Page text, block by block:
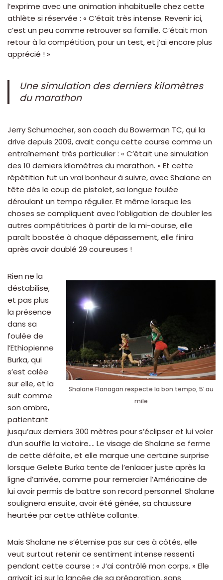
l’exprime avec une animation inhabituelle chez cette
athlète si réservée : « C’était très intense. Revenir ici,
c’est un peu comme retrouver sa famille. C’était mon
retour à la compétition, pour un test, et j’ai encore plus
apprécié ! »
Une simulation des derniers kilomètres
du marathon
Jerry Schumacher, son coach du Bowerman TC, qui la
drive depuis 2009, avait conçu cette course comme un
entraînement très particulier : « C’était une simulation
des 10 derniers kilomètres du marathon. » Et cette
répétition fut un vrai bonheur à suivre, avec Shalane en
tête dès le coup de pistolet, sa longue foulée
déroulant un tempo régulier. Et même lorsque les
choses se compliquent avec l’obligation de doubler les
autres compétitrices à partir de la mi-course, elle
paraît boostée à chaque dépassement, elle finira
après avoir doublé 29 coureuses !
Shalane Flanagan respecte la bon tempo, 5′ au
mile
Rien ne la
déstabilise,
et pas plus
la présence
dans sa
foulée de
l’Ethiopienne
Burka, qui
s’est calée
sur elle, et la
suit comme
son ombre,
patientant
jusqu’aux derniers 300 mètres pour s’éclipser et lui voler
d’un souffle la victoire…. Le visage de Shalane se ferme
de cette défaite, et elle marque une certaine surprise
lorsque Gelete Burka tente de l’enlacer juste après la
ligne d’arrivée, comme pour remercier l’Américaine de
lui avoir permis de battre son record personnel. Shalane
soulignera ensuite, avoir été gênée, sa chaussure
heurtée par cette athlète collante.
Mais Shalane ne s’éternise pas sur ces à côtés, elle
veut surtout retenir ce sentiment intense ressenti
pendant cette course : « J’ai contrôlé mon corps. » Elle
arrivait ici sur la lancée de sa préparation, sans